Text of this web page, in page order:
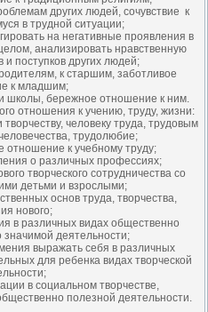
других людей, сочувствие к
в трудной ситуации;
на негативные проявления в
анализировать нравственную
и поступков других людей;
к старшим, заботливое
к младшим;
школы, бережное отношение к ним.
отношения к учению, труду, жизни:
человеку труда, трудовым
трудолюбие;
отношение к учебному труду;
о различных профессиях;
творческого сотрудничества со
детьми и взрослыми;
основ труда, творчества,
нового;
в различных видах общественно
деятельности;
выражать себя в различных
для ребенка видах творческой
в социальном творчестве,
полезной деятельности.